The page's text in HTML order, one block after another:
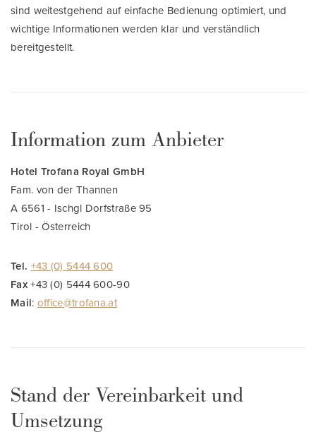
sind weitestgehend auf einfache Bedienung optimiert, und
wichtige Informationen werden klar und verständlich
bereitgestellt.
Information zum Anbieter
Hotel Trofana Royal GmbH
Fam. von der Thannen
A 6561 - Ischgl Dorfstraße 95
Tirol - Österreich
Tel. +43 (0) 5444 600
Fax+43 (0) 5444 600-90
Mail: office@trofana.at
Stand der Vereinbarkeit und
Umsetzung